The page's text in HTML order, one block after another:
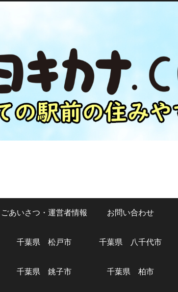
ごあいさつ・運営者情報 お問い合わせ
千葉県 松戸市 千葉県 八千代市
千葉県 銚子市 千葉県 柏市